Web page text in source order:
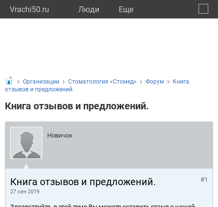
Vrachi50.ru Люди Eще
Организации Стоматология «Стомед» Форум
Книга
отзывов и предложений.
Книга отзывов и предложений.
Новичок
Книга отзывов и предложений.
27 сен 2019
#1